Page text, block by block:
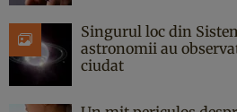
Singurul loc din
astronomii au
ciudat